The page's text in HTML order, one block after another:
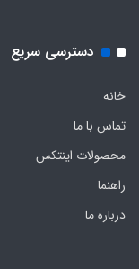
دسترسی سریع
خانه
تماس با ما
محصولات اینتکس
راهنما
درباره ما